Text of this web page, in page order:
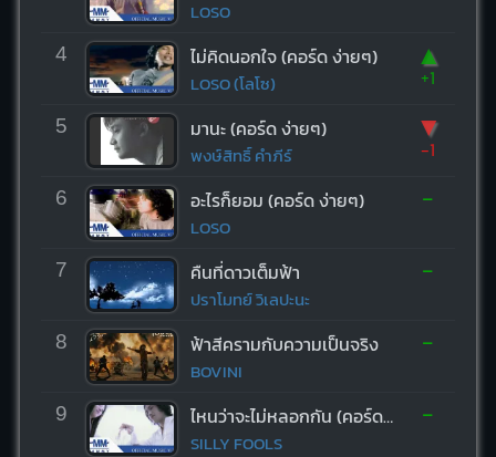
LOSO
4 ไม่คิดนอกใจ (คอร์ด ง่ายๆ)
LOSO (โลโซ)
▲
+1
5 มานะ (คอร์ด ง่ายๆ)
พงษ์สิทธิ์ คำภีร์
▼
-1
6 อะไรก็ยอม (คอร์ด ง่ายๆ)
LOSO
-
7 คืนที่ดาวเต็มฟ้า
ปราโมทย์ วิเลปะนะ
-
8 ฟ้าสีครามกับความเป็นจริง
BOVINI
-
9 ไหนว่าจะไม่หลอกกัน (คอร์ด ง่ายๆ)
SILLY FOOLS
-